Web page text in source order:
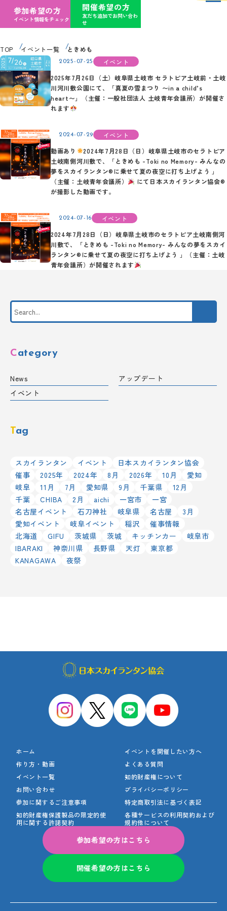
参加希望の方
イベント情報をチェック
開催希望の方
友だち追加でお問い合わ
せ
TOP イベント一覧 ときめも
2025-07-25
イベント
2025年7月26日（土）岐阜県土岐市 セラトピア土岐前・土岐
川河川敷公園にて、「真夏の雪まつり 〜in a child’s
heart〜」（主催：一般社団法人 土岐青年会議所）が開催さ
れます
2024-07-29
イベント
動画あり
2024年7月28日（日）岐阜県土岐市のセラトピア
土岐南側河川敷で、「ときめも -Toki no Memory- みんなの
夢をスカイランタン®に乗せて夏の夜空に打ち上げよう 」
（主催：土岐青年会議所）
にて日本スカイランタン協会®
が撮影した動画です。
2024-07-16
イベント
2024年7月28日（日）岐阜県土岐市のセラトピア土岐南側河
川敷で、「ときめも -Toki no Memory- みんなの夢をスカイ
ランタン®に乗せて夏の夜空に打ち上げよう 」（主催：土岐
青年会議所）が開催されます
Category
News
アップデート
イベント
Tag
スカイランタン イベント
日本スカイランタン協会
催事
2025年 2024年 8月 2026年 10月
愛知
岐阜
11月 7月 愛知県 9月 千葉県
12月
千葉
CHIBA 2月 aichi 一宮市
一宮
名古屋イベント
石刀神社 岐阜県 名古屋
3月
愛知イベント
岐阜イベント 稲沢
催事情報
北海道
GIFU 茨城県 茨城 キッチンカー
岐阜市
IBARAKI
神奈川県 長野県 天灯
東京都
KANAGAWA
夜祭
ホーム
イベントを開催したい方へ
作り方・動画
よくある質問
イベント一覧
知的財産権について
お問い合わせ
プライバシーポリシー
参加に関するご注意事項
特定商取引法に基づく表記
知的財産権保護製品の限定的使
用に関する許諾契約
各種サービスの利用契約および
規約他について
参加希望の方はこちら
開催希望の方はこちら